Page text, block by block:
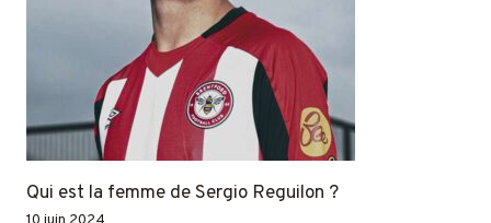
Qui est la femme de Sergio Reguilon ?